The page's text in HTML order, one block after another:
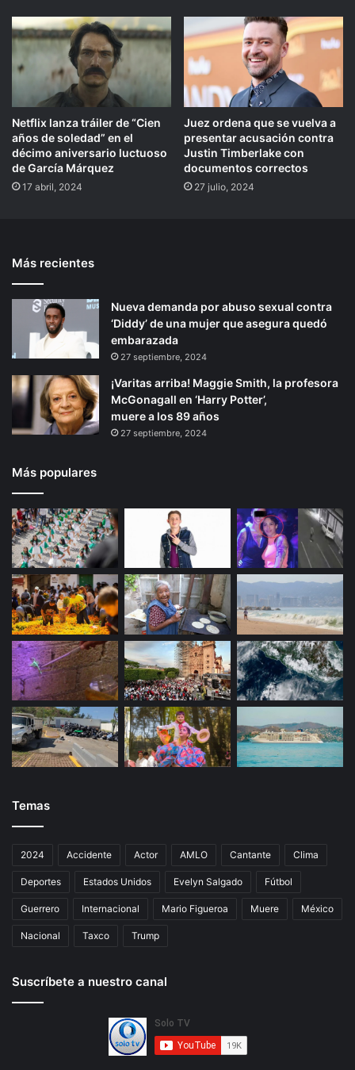
Netflix lanza tráiler de “Cien
años de soledad” en el
décimo aniversario luctuoso
de García Márquez
17 abril, 2024
Juez ordena que se vuelva a
presentar acusación contra
Justin Timberlake con
documentos correctos
27 julio, 2024
Más recientes
Nueva demanda por abuso sexual contra
‘Diddy’ de una mujer que asegura quedó
embarazada
27 septiembre, 2024
¡Varitas arriba! Maggie Smith, la profesora
McGonagall en ‘Harry Potter’,
muere a los 89 años
27 septiembre, 2024
Más populares
Temas
2024 Accidente Actor AMLO Cantante Clima
Deportes Estados Unidos Evelyn Salgado Fútbol
Guerrero Internacional Mario Figueroa Muere México
Nacional Taxco Trump
Suscríbete a nuestro canal